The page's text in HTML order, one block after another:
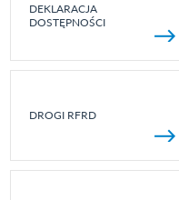
DEKLARACJA
DOSTĘPNOŚCI
DROGI RFRD